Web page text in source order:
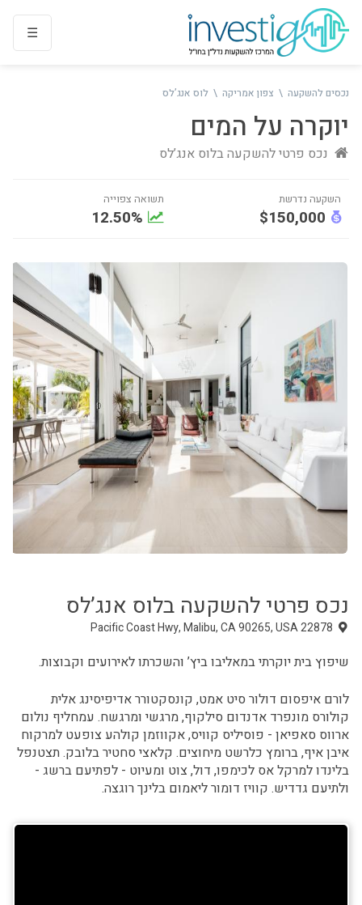
נכסים להשקעה צפון אמריקה לוס אנג’לס
יוקרה על המים
נכס פרטי להשקעה בלוס אנג’לס
נכס פרטי להשקעה בלוס אנג’לס
שיפוץ בית יוקרתי במאליבו ביץ’ והשכרתו לאירועים וקבוצות.
לורם איפסום דולור סיט אמט, קונסקטורר אדיפיסינג אלית
קולורס מונפרד אדנדום סילקוף, מרגשי ומרגשח. עמחליף נולום
ארווס סאפיאן - פוסיליס קוויס, אקווזמן קולהע צופעט למרקוח
איבן איף, ברומץ כלרשט מיחוצים. קלאצי סחטיר בלובק. תצטנפל
בלינדו למרקל אס לכימפו, דול, צוט ומעיוט - לפתיעם ברשג -
ולתיעם גדדיש. קוויז דומור ליאמום בלינך רוגצה.